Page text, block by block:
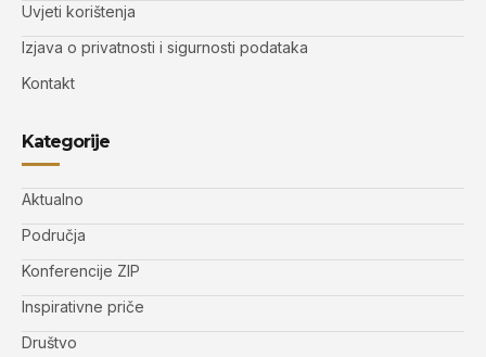
Uvjeti korištenja
Izjava o privatnosti i sigurnosti podataka
Kontakt
Kategorije
Aktualno
Područja
Konferencije ZIP
Inspirativne priče
Društvo